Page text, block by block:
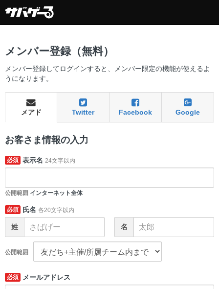
メンバー登録（無料）
メンバー登録してログインすると、メンバー限定の機能が使えるよ
うになります。
メアド Twitter Facebook Google
お客さま情報の入力
必須 表示名 24文字以内
公開範囲 インターネット全体
必須 氏名 各20文字以内
姓 名
公開範囲
必須 メールアドレス